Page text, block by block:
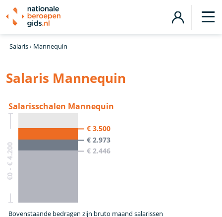
Salaris› Mannequin
Salaris Mannequin
Salarisschalen Mannequin
€0 - € 4.200
€ 3.500
€ 2.973
€ 2.446
Bovenstaande bedragen zijn bruto maand salarissen